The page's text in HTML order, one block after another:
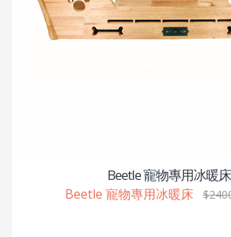
Beetle 寵物專用冰暖
Beetle 寵物專用冰暖床